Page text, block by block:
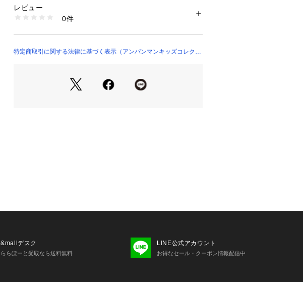
暑い日でも快適に着られます。
※CVC天竺とは、綿高混率の天竺素材で、綿の風合いを
表は綿で裏はポリエステルでサラサラな肌触りで暑さ対
こども達の夢をかなえるコレクションです。
おでかけ着・ギフトにぴったりの雑貨まで、
リブ部分：綿95％、ポリウレタン5％
商品番号：4960000000649 （モール）
レビュー
0件
特定商取引に関する法律に基づく表示（アンパンマンキッズコレクシ
&mallデスク
ららぽーと受取なら送料無料
LINE公式アカウント
お得なセール・クーポン情報配信中